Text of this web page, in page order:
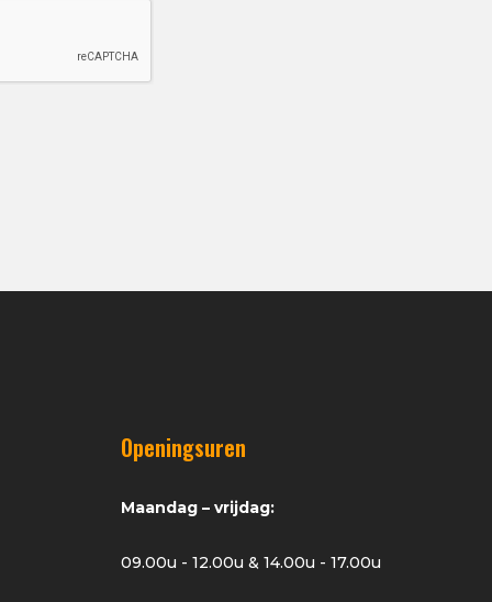
Openingsuren
Maandag – vrijdag:
09.00u - 12.00u & 14.00u - 17.00u